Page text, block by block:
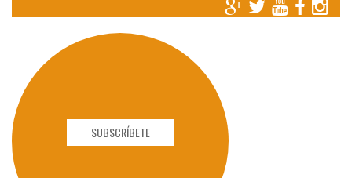
SUBSCRÍBETE